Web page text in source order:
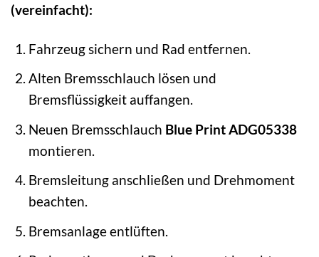
(vereinfacht):
Fahrzeug sichern und Rad entfernen.
Alten Bremsschlauch lösen und
Bremsflüssigkeit auffangen.
Neuen Bremsschlauch Blue Print ADG05338
montieren.
Bremsleitung anschließen und Drehmoment
beachten.
Bremsanlage entlüften.